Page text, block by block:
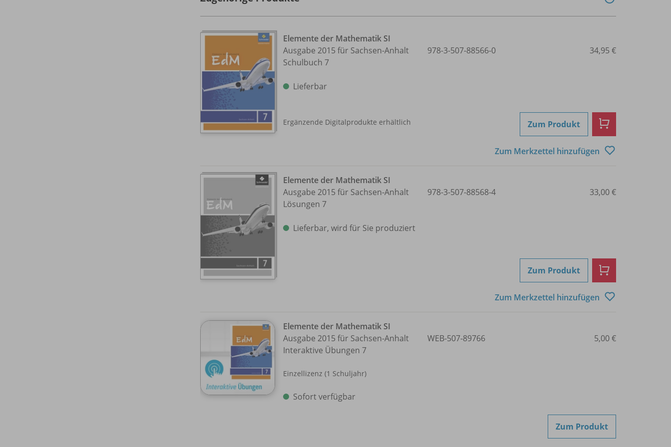
Elemente der Mathematik SI
Ausgabe 2015 für Sachsen-Anhalt
Schulbuch 7
Lieferbar
Ergänzende Digitalprodukte erhältlich
978-3-507-88566-0 34,95 €
Zum Produkt
Zum Merkzettel hinzufügen
Elemente der Mathematik SI
Ausgabe 2015 für Sachsen-Anhalt
Lösungen 7
Lieferbar, wird für Sie produziert
978-3-507-88568-4 33,00 €
Zum Produkt
Zum Merkzettel hinzufügen
Elemente der Mathematik SI
Ausgabe 2015 für Sachsen-Anhalt
Interaktive Übungen 7
Einzellizenz (1 Schuljahr)
Sofort verfügbar
WEB-507-89766 5,00 €
Zum Produkt